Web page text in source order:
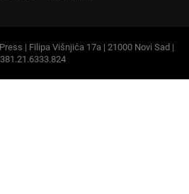
| Filipa Višnjića 17a | 21000 Novi Sad |